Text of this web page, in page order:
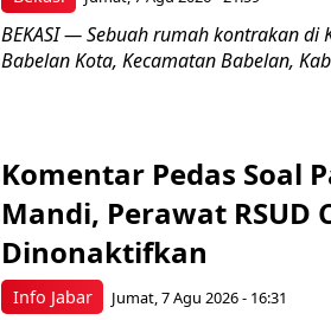
BEKASI — Sebuah rumah kontrakan di
Babelan Kota, Kecamatan Babelan,
Info Jabar
Komentar Pedas Soal
Mandi, Perawat RSUD
Dinonaktifkan
Jumat, 7 Agu 2026 - 16:31